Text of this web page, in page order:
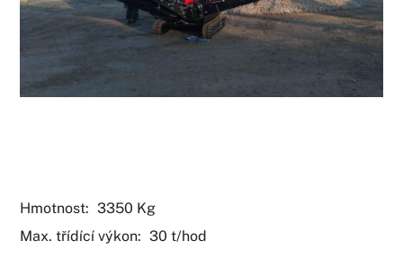
Hmotnost: 3350 Kg
Max. třídící výkon: 30t/hod